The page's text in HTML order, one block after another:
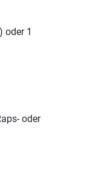
oder 1
oder